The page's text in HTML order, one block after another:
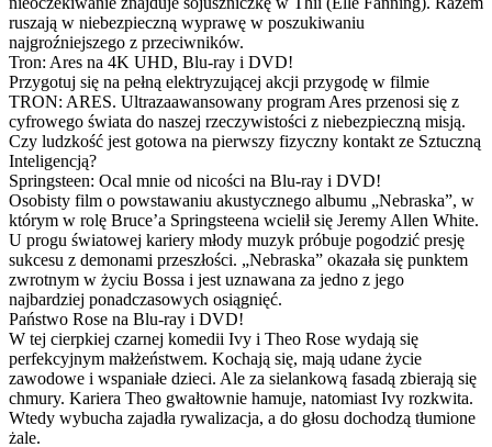
ruszają w niebezpieczną wyprawę w poszukiwaniu
najgroźniejszego z przeciwników.
Tron: Ares na 4K UHD, Blu-ray i DVD!
Przygotuj się na pełną elektryzującej akcji przygodę w filmie
TRON: ARES. Ultrazaawansowany program Ares przenosi się z
cyfrowego świata do naszej rzeczywistości z niebezpieczną misją.
Czy ludzkość jest gotowa na pierwszy fizyczny kontakt ze Sztuczną
Inteligencją?
Springsteen: Ocal mnie od nicości na Blu-ray i DVD!
Osobisty film o powstawaniu akustycznego albumu „Nebraska”, w
którym w rolę Bruce’a Springsteena wcielił się Jeremy Allen White.
U progu światowej kariery młody muzyk próbuje pogodzić presję
sukcesu z demonami przeszłości. „Nebraska” okazała się punktem
zwrotnym w życiu Bossa i jest uznawana za jedno z jego
najbardziej ponadczasowych osiągnięć.
Państwo Rose na Blu-ray i DVD!
W tej cierpkiej czarnej komedii Ivy i Theo Rose wydają się
perfekcyjnym małżeństwem. Kochają się, mają udane życie
zawodowe i wspaniałe dzieci. Ale za sielankową fasadą zbierają się
chmury. Kariera Theo gwałtownie hamuje, natomiast Ivy rozkwita.
Wtedy wybucha zajadła rywalizacja, a do głosu dochodzą tłumione
żale.